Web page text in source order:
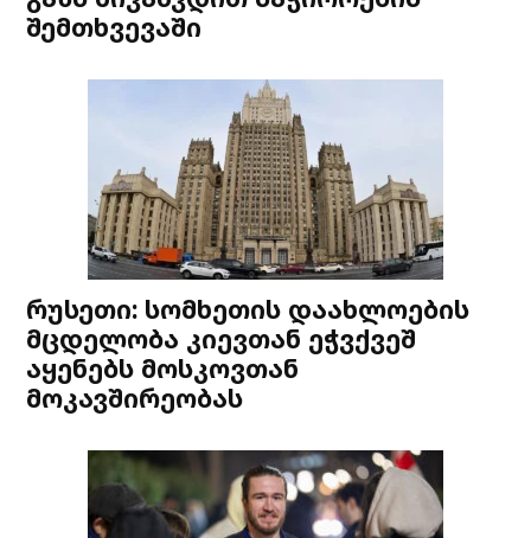
შემთხვევაში
რუსეთი: სომხეთის დაახლოების
მცდელობა კიევთან ეჭვქვეშ
აყენებს მოსკოვთან
მოკავშირეობას